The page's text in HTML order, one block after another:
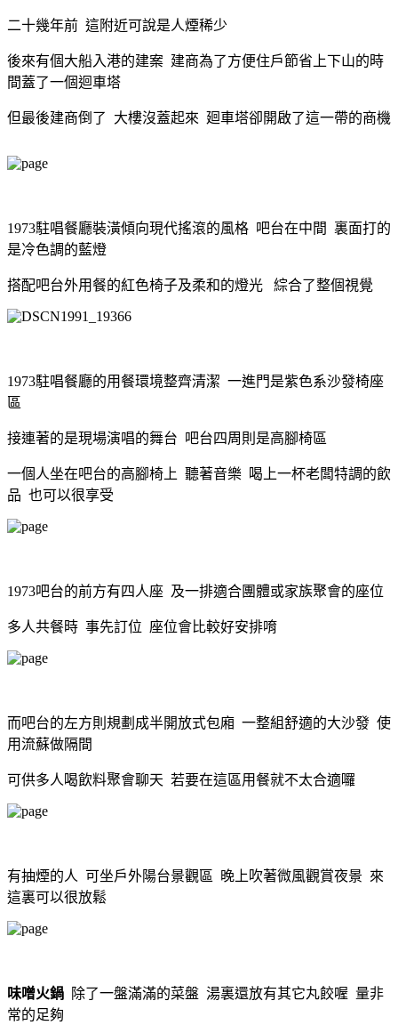
二十幾年前 這附近可說是人煙稀少
後來有個大船入港的建案 建商為了方便住戶節省上下山的時
間蓋了一個迴車塔
但最後建商倒了 大樓沒蓋起來 廻車塔卻開啟了這一帶的商機
1973駐唱餐廳裝潢傾向現代搖滾的風格 吧台在中間 裏面打的
是冷色調的藍燈
搭配吧台外用餐的紅色椅子及柔和的燈光 綜合了整個視覺
1973駐唱餐廳的用餐環境整齊清潔 一進門是紫色系沙發椅座
區
接連著的是現場演唱的舞台 吧台四周則是高腳椅區
一個人坐在吧台的高腳椅上 聽著音樂 喝上一杯老闆特調的飲
品 也可以很享受
1973吧台的前方有四人座 及一排適合團體或家族聚會的座位
多人共餐時 事先訂位 座位會比較好安排唷
而吧台的左方則規劃成半開放式包廂 一整組舒適的大沙發 使
用流蘇做隔間
可供多人喝飲料聚會聊天 若要在這區用餐就不太合適囉
有抽煙的人 可坐戶外陽台景觀區 晚上吹著微風觀賞夜景 來
這裏可以很放鬆
味噌火鍋 除了一盤滿滿的菜盤 湯裏還放有其它丸餃喔 量非
常的足夠